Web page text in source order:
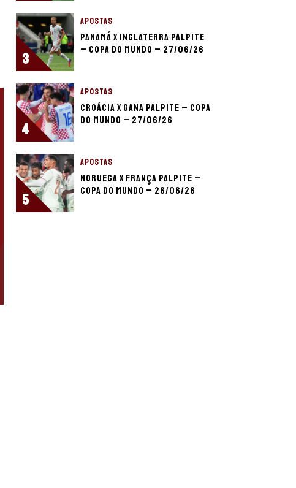
3
APOSTAS
Panamá x Inglaterra palpite
– Copa do Mundo – 27/06/26
4
APOSTAS
Croácia x Gana palpite – Copa
do Mundo – 27/06/26
5
APOSTAS
Noruega x França palpite –
Copa do Mundo – 26/06/26